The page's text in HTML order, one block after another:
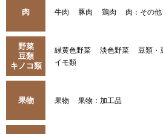
肉 牛肉 豚肉 鶏肉 肉：その他
野菜
豆類
キノコ類
緑黄色野菜 淡色野菜 豆類・
イモ類
果物 果物 果物：加工品